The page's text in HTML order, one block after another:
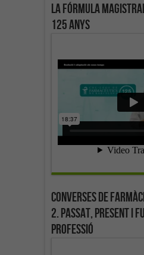
La fórmula
125 anys
Converses de
2. Passat, present i
professió